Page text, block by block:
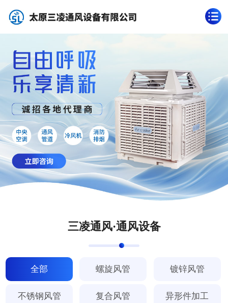
三凌通风·通风设备
全部 螺旋风管 镀锌风管
不锈钢风管 复合风管 异形件加工